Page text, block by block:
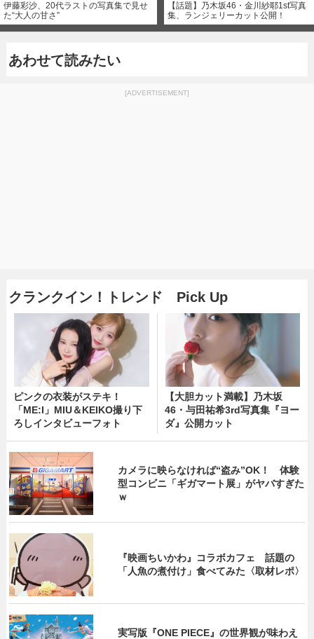
伊藤彩沙、20代ラストの写真集で見せ
た“大人の甘さ”
【話題】乃木坂46・金川紗耶1st写真
集、ランジェリーカット公開！
あわせて読みたい
[ADVERTISEMENT]
クランクイン！トレンド Pick Up
ピンクの衣装がステキ！
「ME:I」MIU＆KEIKO撮り下
ろしインタビューフォト
【大胆カット満載】乃木坂
46・与田祐希3rd写真集『ヨー
ダ』公開カット
カメラに映らなければ“盗み”OK！ 体験
型コンビニ「ギガマート展」がヤバすぎた
ｗ
『映画ちいかわ』コラボカフェ 話題の
「人魚の煮付け」食べてみた〈取材レポ〉
実写版『ONE PIECE』の世界観が味わえ